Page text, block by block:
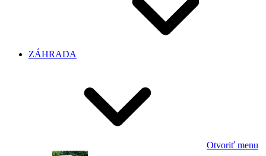
ZÁHRADA
Otvoriť menu